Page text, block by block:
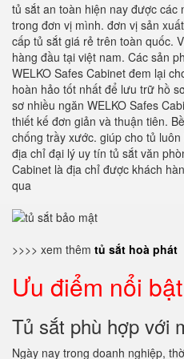
tủ sắt an toàn hiện nay được
trong đơn vị mình. đơn vị sản
cấp tủ sắt giá rẻ trên toàn quốc.
hàng đầu tại việt nam. Các sản
WELKO Safes Cabinet đem lại
hoàn hảo tốt nhất để lưu trữ hồ
sơ nhiều ngăn WELKO Safes
thiết kế đơn giản và thuận tiên.
chống trầy xước. giúp cho tủ
địa chỉ đại lý uy tín tủ sắt văn
Cabinet là địa chỉ được khách
qua
>>>> xem thêm tủ sắt hoà phát
Ưu điểm nổi
Tủ sắt phù hợp với
Ngày nay trong doanh nghiệp,